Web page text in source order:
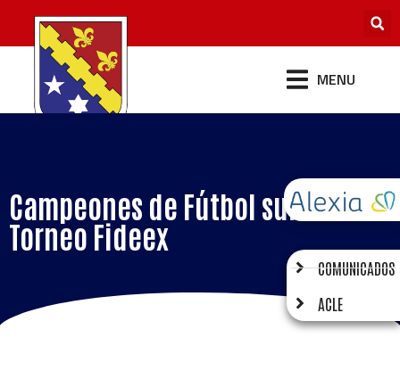
MENU
COMUNICADOS
ACLE
Campeones de Fútbol sub 16
Torneo Fideex